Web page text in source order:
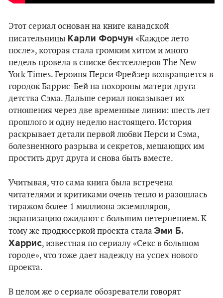
Этот сериал основан на книге канадской
писательницы Карли Форчун «Каждое лето
после», которая стала громким хитом и много
недель провела в списке бестселлеров The New
York Times. Героиня Перси Фрейзер возвращается в
городок Баррис-Бей на похороны матери друга
детства Сэма. Дальше сериал показывает их
отношения через две временные линии: шесть лет
прошлого и одну неделю настоящего. История
раскрывает детали первой любви Перси и Сэма,
болезненного разрыва и секретов, мешающих им
простить друг друга и снова быть вместе.
Учитывая, что сама книга была встречена
читателями и критиками очень тепло и разошлась
тиражом более 1 миллиона экземпляров,
экранизацию ожидают с большим нетерпением. К
тому же продюсеркой проекта стала Эми Б.
Харрис, известная по сериалу «Секс в большом
городе», что тоже дает надежду на успех нового
проекта.
В целом же о сериале обозреватели говорят